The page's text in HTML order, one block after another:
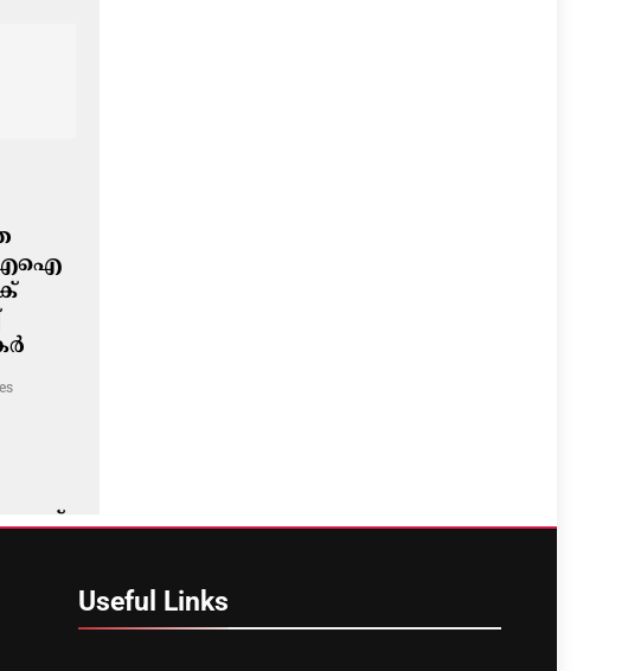
എഐ
Useful Links